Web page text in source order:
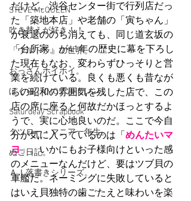
STEVE McQUEEN
吹き替えが好き！！
「ウルトラ」の世界。
おっさんホイホイ。
ぼくら、YMOチルドレン。
Saturdeay Scrapbook
タツロー・マニア一年生。
ぬこ日記。
ＡＩ落書きシリーズ。
だけど、渋谷センター街で行列店だっ
た「築地本店」や老舗の「寅ちゃん」
が衰退ののち消えても、同じ道玄坂の
「台所家」が41年の歴史に幕を下ろし
た現在もなお、変わらずひっそりと営
業を続けている。良くも悪くも昔なが
らの昭和の雰囲気を残した店で、この
店の席に座ると何故だかほっとするよ
うで、実に心地良いのだ。ここで今自
分が気に入っているのは「 めんたいマ
ヨ」。いかにもお子様向けといった感
のメニューなんだけど、要はツブ貝の
軍艦だ。ネーミングに失敗していると
はいえ貝独特の歯ごたえと味わいを楽